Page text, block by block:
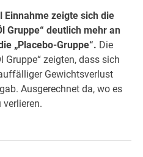
Einnahme zeigte sich die
Gruppe“ deutlich mehr an
„Placebo-Gruppe“. Die
Gruppe“ zeigten, dass sich
Gewichtsverlust
Ausgerechnet da, wo es